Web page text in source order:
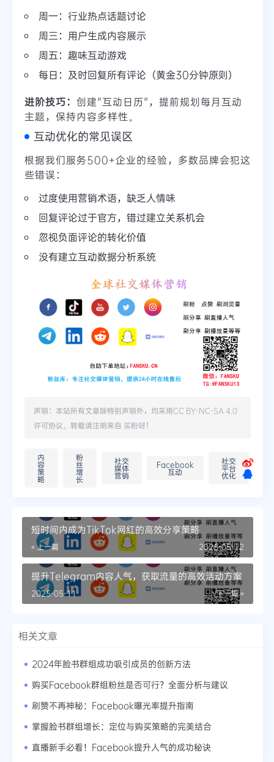
周一：行业热点话题讨论
周三：用户生成内容展示
周五：趣味互动游戏
每日：及时回复所有评论（黄金30分钟原则）
进阶技巧： 创建"互动日历"，提前规划每月互动
主题，保持内容多样性。
互动优化的常见误区
根据我们服务500+企业的经验，多数品牌会犯这
些错误：
过度使用营销术语，缺乏人情味
回复评论过于官方，错过建立关系机会
忽视负面评论的转化价值
没有建立互动数据分析系统
声明：本站所有文章除特别声明外，均采用CC BY-NC-SA 4.0
许可协议。转载请注明来自 买粉呀！
内
容
策
略
粉
丝
增
长
社交
媒体
营销
Facebook
互动
社交
平台
优化
短时间内成为TikTok网红的高效分享策略
« 上一篇 2025-05-12
提升Telegram内容人气，获取流量的高效活动方案
下一篇 »
2025-05-11
相关文章
2024年脸书群组成功吸引成员的创新方法
购买Facebook群组粉丝是否可行？全面分析与建议
刷赞不再神秘：Facebook曝光率提升指南
掌握脸书群组增长：定位与购买策略的完美结合
直播新手必看！Facebook提升人气的成功秘诀